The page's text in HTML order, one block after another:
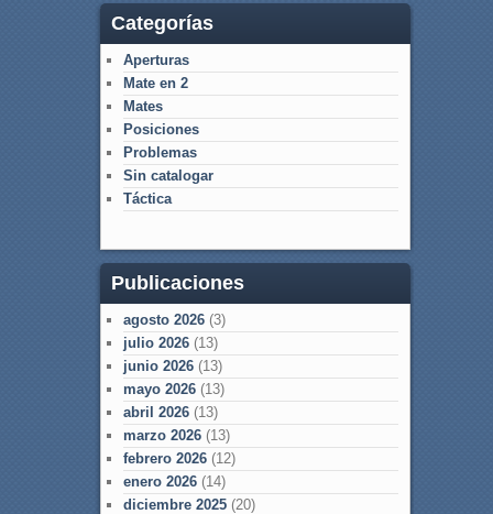
Categorías
Aperturas
Mate en 2
Mates
Posiciones
Problemas
Sin catalogar
Táctica
Publicaciones
agosto 2026(3)
julio 2026(13)
junio 2026(13)
mayo 2026(13)
abril 2026(13)
marzo 2026(13)
febrero 2026(12)
enero 2026(14)
diciembre 2025(20)